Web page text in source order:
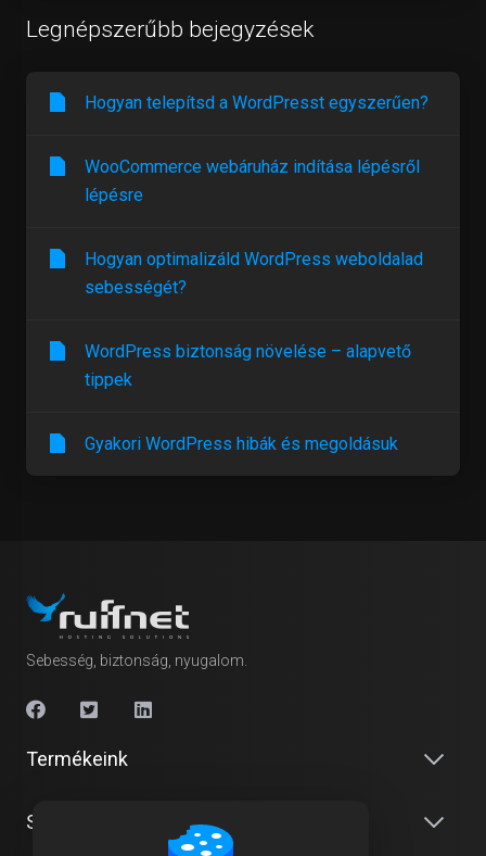
Legnépszerűbb bejegyzések
Hogyan telepítsd a WordPresst egyszerűen?
WooCommerce webáruház indítása lépésről
lépésre
Hogyan optimalizáld WordPress weboldalad
sebességét?
WordPress biztonság növelése – alapvető
tippek
Gyakori WordPress hibák és megoldásuk
Sebesség, biztonság, nyugalom.
Termékeink
Szolgáltatásaink